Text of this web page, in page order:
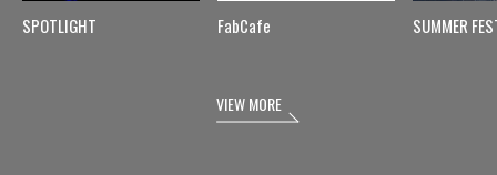
SPOTLIGHT FabCafe SUMMER
VIEW MORE